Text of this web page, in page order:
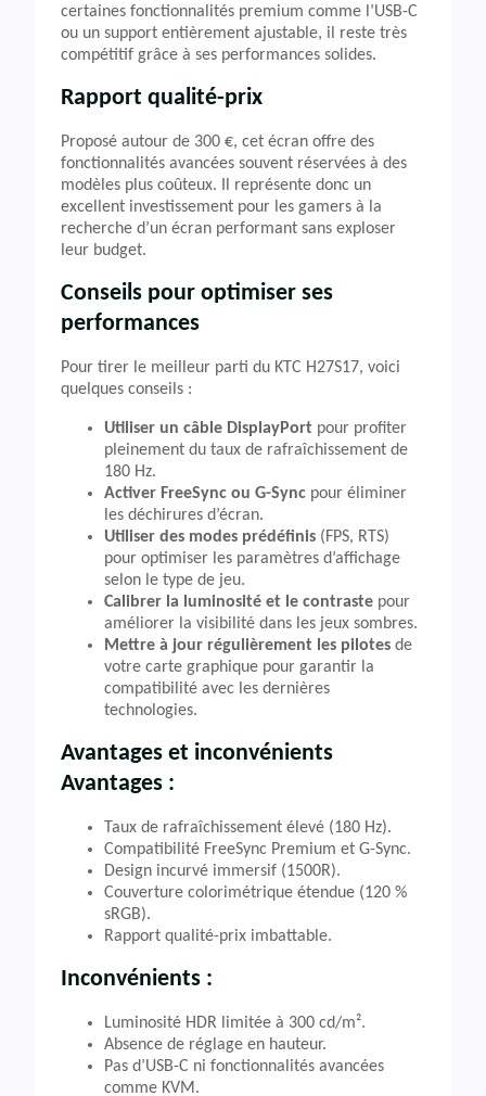
certaines fonctionnalités premium comme l’USB-C
ou un support entièrement ajustable, il reste très
compétitif grâce à ses performances solides.
Rapport qualité-prix
Proposé autour de 300 €, cet écran offre des
fonctionnalités avancées souvent réservées à des
modèles plus coûteux. Il représente donc un
excellent investissement pour les gamers à la
recherche d’un écran performant sans exploser
leur budget.
Conseils pour optimiser ses
performances
Pour tirer le meilleur parti du KTC H27S17, voici
quelques conseils :
Utiliser un câble DisplayPort pour profiter
pleinement du taux de rafraîchissement de
180 Hz.
Activer FreeSync ou G-Sync pour éliminer
les déchirures d’écran.
Utiliser des modes prédéfinis (FPS, RTS)
pour optimiser les paramètres d’affichage
selon le type de jeu.
Calibrer la luminosité et le contraste pour
améliorer la visibilité dans les jeux sombres.
Mettre à jour régulièrement les pilotes de
votre carte graphique pour garantir la
compatibilité avec les dernières
technologies.
Avantages et inconvénients
Avantages :
Taux de rafraîchissement élevé (180 Hz).
Compatibilité FreeSync Premium et G-Sync.
Design incurvé immersif (1500R).
Couverture colorimétrique étendue (120 %
sRGB).
Rapport qualité-prix imbattable.
Inconvénients :
Luminosité HDR limitée à 300 cd/m².
Absence de réglage en hauteur.
Pas d’USB-C ni fonctionnalités avancées
comme KVM.